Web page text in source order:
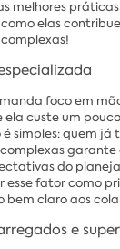
melhores
elas
foco em
custe um
simples: quem já
garante
do
esse fator como
bem claro aos
e